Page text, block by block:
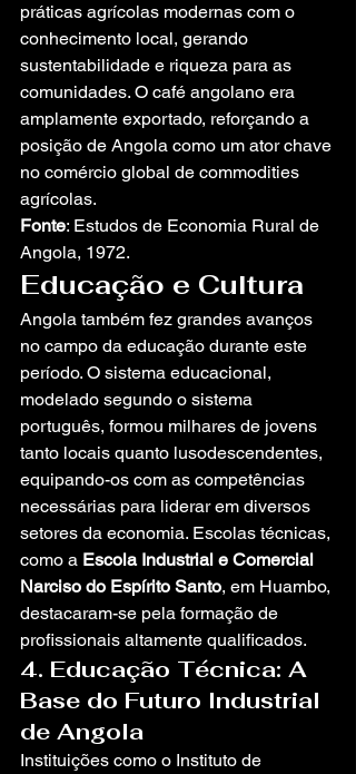
práticas agrícolas modernas com o
conhecimento local, gerando
sustentabilidade e riqueza para as
comunidades. O café angolano era
amplamente exportado, reforçando a
posição de Angola como um ator chave
no comércio global de commodities
agrícolas.
Fonte: Estudos de Economia Rural de
Angola, 1972.
Educação e Cultura
Angola também fez grandes avanços
no campo da educação durante este
período. O sistema educacional,
modelado segundo o sistema
português, formou milhares de jovens
tanto locais quanto lusodescendentes,
equipando-os com as competências
necessárias para liderar em diversos
setores da economia. Escolas técnicas,
como a Escola Industrial e Comercial
Narciso do Espírito Santo, em Huambo,
destacaram-se pela formação de
profissionais altamente qualificados.
4. Educação Técnica: A
Base do Futuro Industrial
de Angola
Instituições como o Instituto de